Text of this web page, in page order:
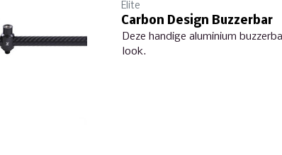
Elite
Carbon Design Buzzerbar
Deze handige aluminium
look.